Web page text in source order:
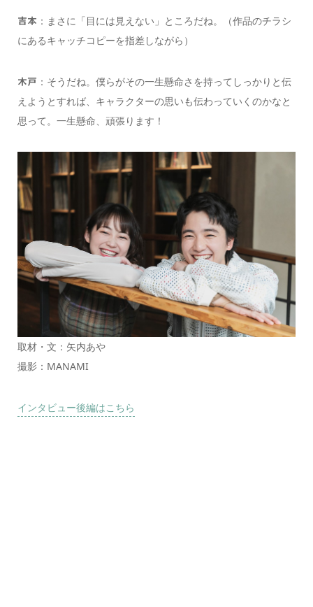
吉本 ：まさに「目には見えない」ところだね。（作品のチラシ
にあるキャッチコピーを指差しながら）
木戸 ：そうだね。僕らがその一生懸命さを持ってしっかりと伝
えようとすれば、キャラクターの思いも伝わっていくのかなと
思って。一生懸命、頑張ります！
取材・文：矢内あや
撮影：MANAMI
インタビュー後編はこちら